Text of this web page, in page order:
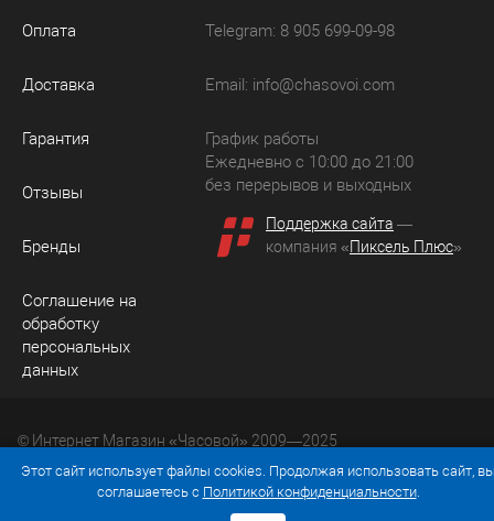
Оплата
Доставка
Гарантия
Отзывы
Бренды
Соглашение на
обработку
персональных
данных
Telegram: 8 905 699-09-98
Email: info@chasovoi.com
График работы
Ежедневно с 10:00 до 21:00
без перерывов и выходных
Поддержка сайта —
компания «Пиксель Плюс»
© Интернет Магазин «Часовой» 2009—2025
Юридический адрес: 214036 Россия, г. Смоленск, ул.
Рыленкова, д. 61а, кв. 24.
Этот сайт использует файлы cookies. Продолжая использовать сайт,
соглашаетесь с Политикой конфиденциальности.